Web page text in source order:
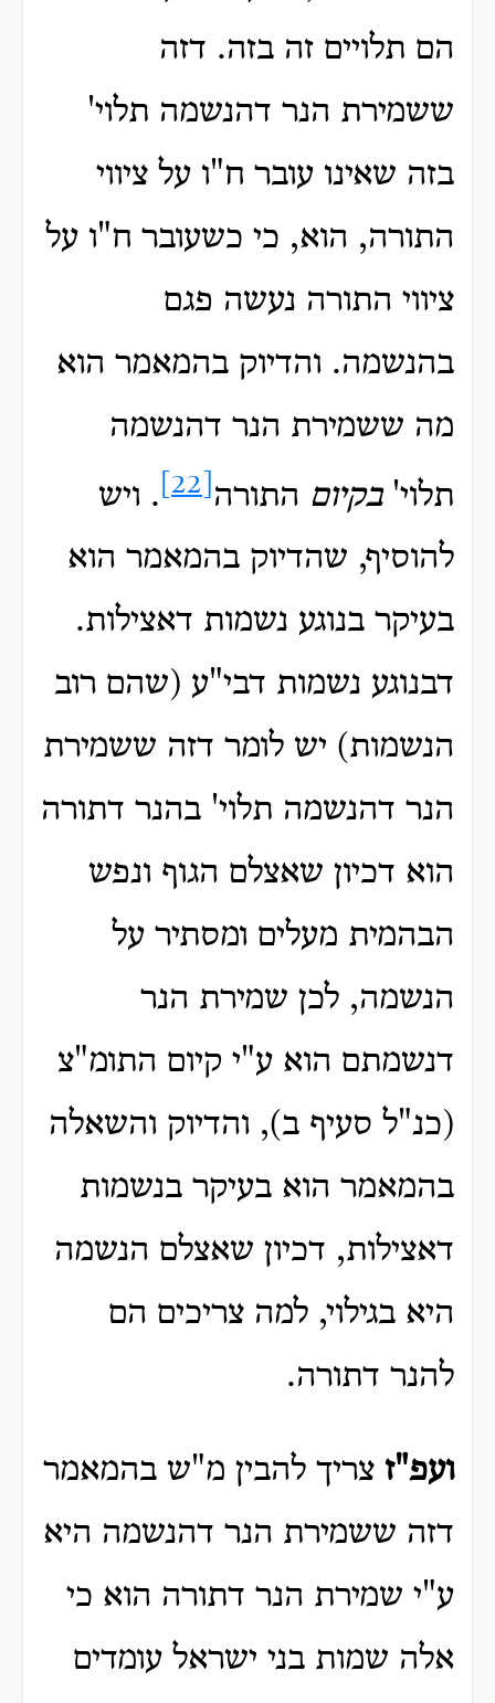
הם תלויים זה בזה. דזה
ששמירת הנר דהנשמה תלוי'
בזה שאינו עובר ח"ו על ציווי
התורה, הוא, כי כשעובר ח"ו על
ציווי התורה נעשה פגם
בהנשמה. והדיוק בהמאמר הוא
מה ששמירת הנר דהנשמה
תלוי'בקיום התורה
. ויש
להוסיף, שהדיוק בהמאמר הוא
בעיקר בנוגע נשמות דאצילות.
דבנוגע נשמות דבי"ע (שהם רוב
הנשמות) יש לומר דזה ששמירת
הנר דהנשמה תלוי' בהנר דתורה
הוא דכיון שאצלם הגוף ונפש
הבהמית מעלים ומסתיר על
הנשמה, לכן שמירת הנר
דנשמתם הוא ע"י קיום התומ"צ
(כנ"ל סעיף ב), והדיוק והשאלה
בהמאמר הוא בעיקר בנשמות
דאצילות, דכיון שאצלם הנשמה
היא בגילוי, למה צריכים הם
להנר דתורה.
ועפ"ז צריך להבין מ"ש בהמאמר
דזה ששמירת הנר דהנשמה היא
ע"י שמירת הנר דתורה הוא כי
אלה שמות בני ישראל עומדים